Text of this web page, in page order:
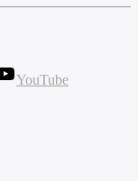
YouTube